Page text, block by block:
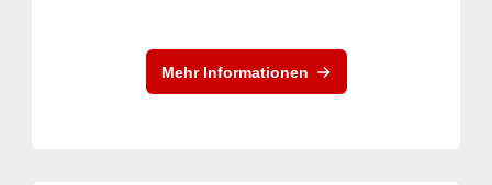
Mehr Informationen